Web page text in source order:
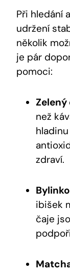
Při hledání
udržení
několik
je pár
pomoci:
Zelený
než
zdraví.
ibišek
čaje